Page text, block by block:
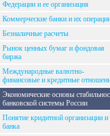
Федерации и ее организация
Коммерческие банки и их
Безналичные расчеты
Рынок ценных бумаг и фондовая
биржа
Международные валютно-
финансовые и кредитные
Экономические основы
банковской системы России
Понятие кридитной организации и
банка